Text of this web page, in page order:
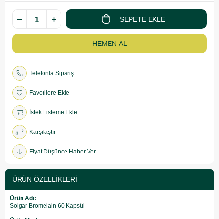
Telefonla Sipariş
Favorilere Ekle
İstek Listeme Ekle
Karşılaştır
Fiyat Düşünce Haber Ver
ÜRÜN ÖZELLIKLERI
Ürün Adı:
Solgar Bromelain 60 Kapsül